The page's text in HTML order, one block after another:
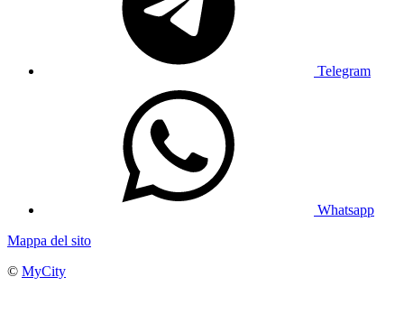
Telegram
Whatsapp
Mappa del sito
© MyCity